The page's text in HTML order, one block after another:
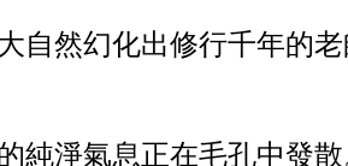
然幻化出修行千年的
淨氣息正在毛孔中發散